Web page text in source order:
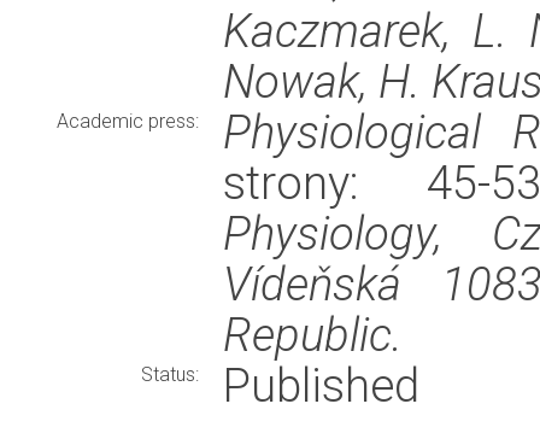
Kaczmarek, L.
Nowak, H.
Academic press:
Physiological
strony: 45-
Physiology,
Vídeňská
Republic.
Status:
Published